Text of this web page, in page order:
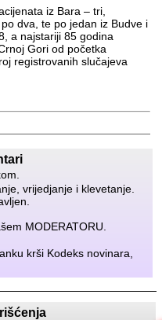
iz Bara – tri,
dva, te po jedan iz Budve i
a najstariji 85 godina
Gori od početka
registrovanih slučajeva
vrijedjanje i klevetanje.
MODERATORU
krši Kodeks novinara,